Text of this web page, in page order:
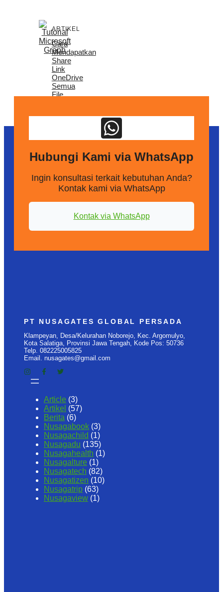
ARTIKEL
Cara
Mendapatkan
Share
Link
OneDrive
Semua
File
Hubungi Kami via WhatsApp
Ingin konsultasi terkait kebutuhan Anda?
Kontak kami via WhatsApp
Kontak via WhatsApp
PT NUSAGATES GLOBAL PERSADA
Klampeyan, Desa/Kelurahan Noborejo, Kec. Argomulyo,
Kota Salatiga, Provinsi Jawa Tengah, Kode Pos: 50736
Telp. 082225005825
Email. nusagates@gmail.com
Article (3)
Artikel (57)
Berita (6)
Nusagabook (3)
Nusagachild (1)
Nusagadu (135)
Nusagahealth (1)
Nusagalture (1)
Nusagatech (82)
Nusagatizen (10)
Nusagatrip (63)
Nusagaview (1)